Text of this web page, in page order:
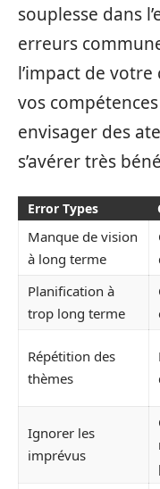
souplesse dans
erreurs
l’impact de
vos
envisager des
s’avérer très
Error Types
Manque de vision
à long terme
Planification à
trop long terme
Répétition des
thèmes
Ignorer les
imprévus